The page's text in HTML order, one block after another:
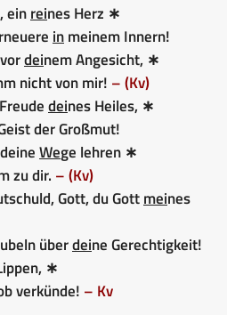
einreines Herz ∗
inmeinem Innern!
deinem Angesicht, ∗
nicht von mir! – (Kv)
deines Heiles, ∗
der Großmut!
Wege lehren ∗
zu dir. – (Kv)
Gott, du Gottmeines
überdeine Gerechtigkeit!
∗
verkünde! – Kv